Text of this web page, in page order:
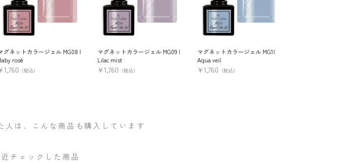
グネットカラージェル MG08 |
rosé
1,760 （税込）
マグネットカラージェル MG09 |
Lilac mist
¥1,760 （税込）
マグネットカラージェル MG10 |
Aqua veil
¥1,760 （税込）
人は、こんな商品も購入しています
チェックした商品